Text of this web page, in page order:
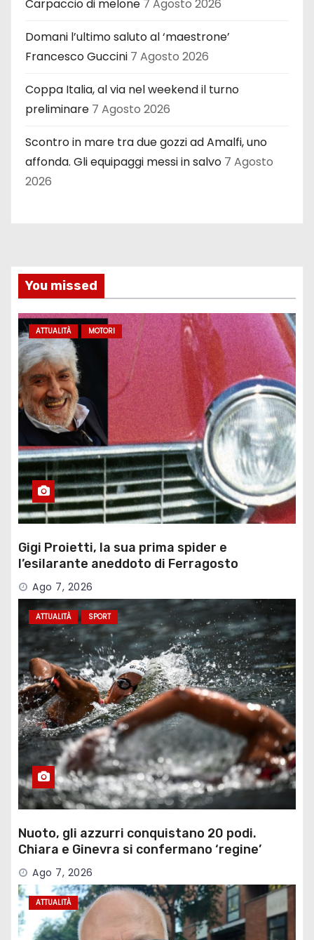
Carpaccio di melone 7 Agosto 2026
Domani l’ultimo saluto al ‘maestrone’
Francesco Guccini 7 Agosto 2026
Coppa Italia, al via nel weekend il turno
preliminare 7 Agosto 2026
Scontro in mare tra due gozzi ad Amalfi, uno
affonda. Gli equipaggi messi in salvo 7 Agosto
2026
You missed
ATTUALITÀ MOTORI
Gigi Proietti, la sua prima spider e
l’esilarante aneddoto di Ferragosto
Ago 7, 2026
ATTUALITÀ SPORT
Nuoto, gli azzurri conquistano 20 podi.
Chiara e Ginevra si confermano ‘regine’
Ago 7, 2026
ATTUALITÀ